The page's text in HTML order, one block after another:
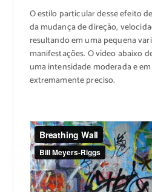
O estilo particular desse efeito
da mudança de direção,
resultando em uma pequena
manifestações. O vídeo abaixo
uma intensidade moderada e
extremamente preciso.